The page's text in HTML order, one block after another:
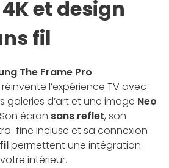
4K et design
fil
The Frame Pro
réinvente l’expérience TV avec
galeries d’art et une image Neo
écran sans reflet, son
fine incluse et sa connexion
permettent une intégration
intérieur.